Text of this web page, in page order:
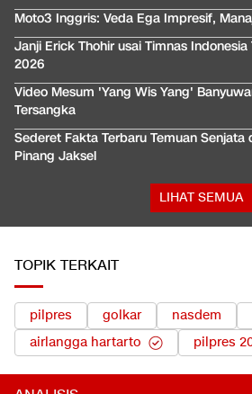
Moto3 Inggris: Veda Ega Impresif,
Janji Erick Thohir usai Timnas
2026
Video Mesum 'Yang Wis Yang'
Tersangka
Sederet Fakta Terbaru Temuan Senjata
Pinang Jaksel
LIHAT SEMUA
TOPIK TERKAIT
pilpres golkar nasdem
airlangga hartarto
pilpres